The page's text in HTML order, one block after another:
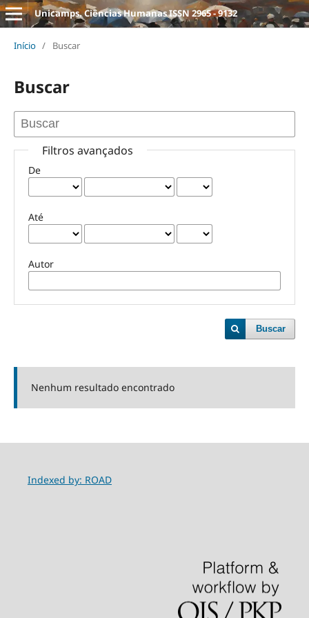
Unicamps. Ciências Humanas ISSN 2965 - 9132
Início / Buscar
Buscar
Filtros avançados
De
Até
Autor
Buscar
Nenhum resultado encontrado
Indexed by: ROAD